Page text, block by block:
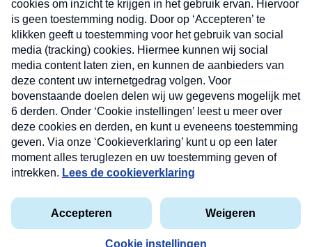
Privacyverklaring
Cookieverklaring
Kwetsbaarheid melden
Copyright © 2026 MAX Vandaag - Omroep MAX
Nieuwsbrief
Neem hier een gratis abonnement op onze
nieuwsbrief. Elke vrijdag- en dinsdagochtend in uw